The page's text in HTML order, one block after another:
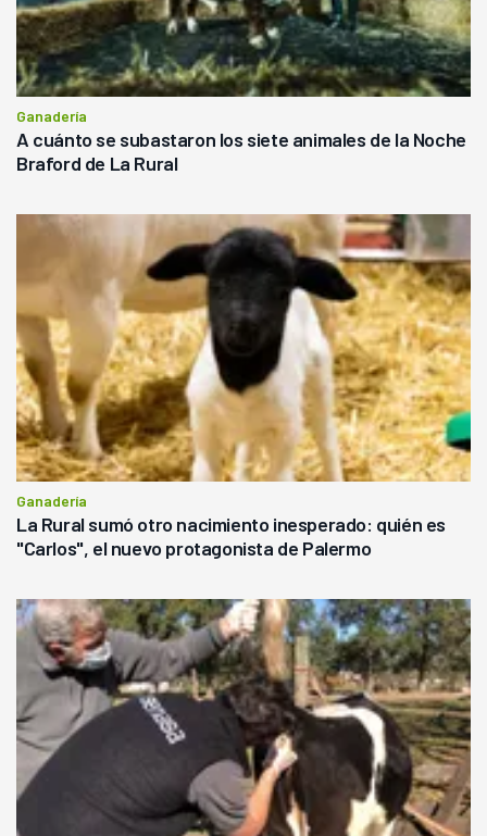
Ganadería
A cuánto se subastaron los siete animales de la Noche
Braford de La Rural
Ganadería
La Rural sumó otro nacimiento inesperado: quién es
"Carlos", el nuevo protagonista de Palermo